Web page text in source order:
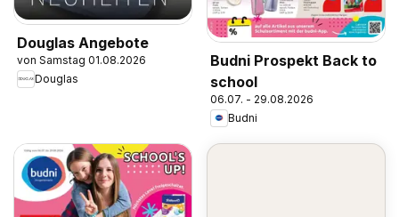
Douglas Angebote
von Samstag 01.08.2026
Douglas
Budni Prospekt Back to
school
06.07. - 29.08.2026
Budni